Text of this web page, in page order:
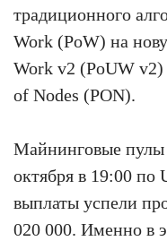
традиционного
Work (PoW) на
Work v2 (PoUW
of Nodes (PON).
Майнинговые
октября в 19:00 по
выплаты успели
020 000. Именно в